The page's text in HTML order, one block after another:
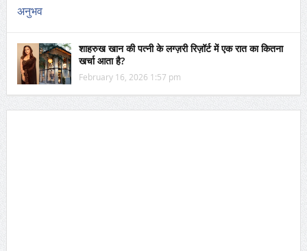
शाहरुख खान की पत्नी के लग्ज़री रिज़ॉर्ट में एक रात का कितना
खर्चा आता है?
February 16, 2026 1:57 pm